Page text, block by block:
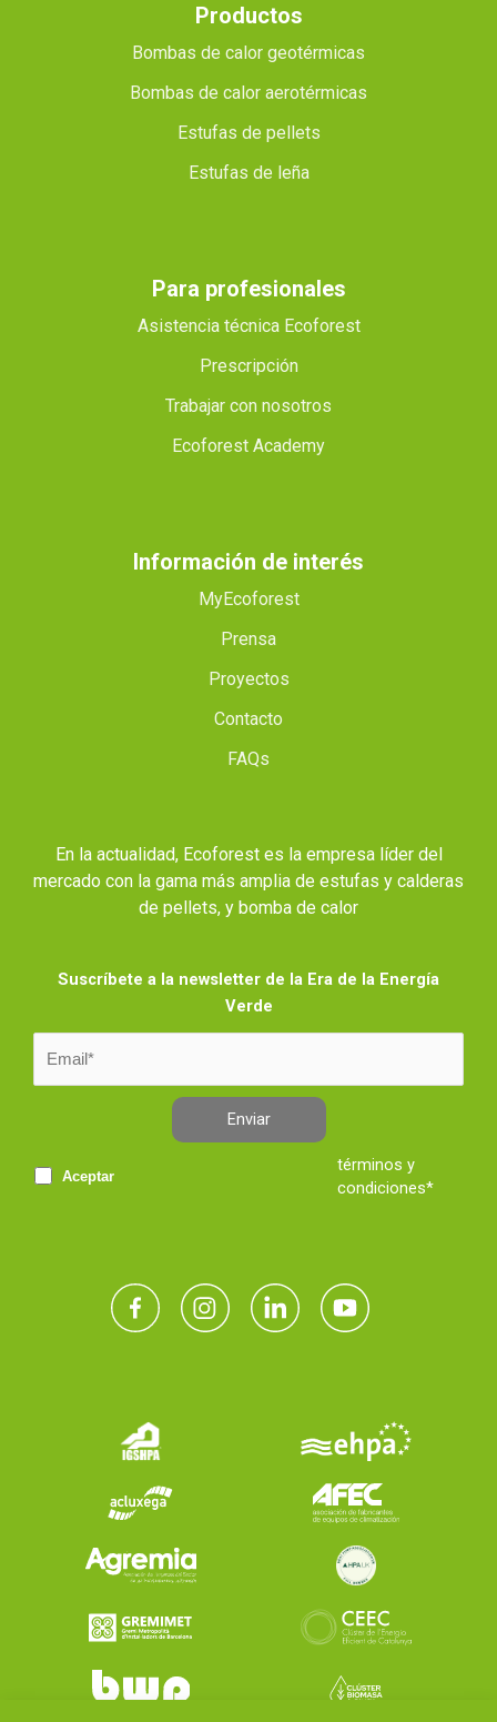
Productos
Bombas de calor geotérmicas
Bombas de calor aerotérmicas
Estufas de pellets
Estufas de leña
Para profesionales
Asistencia técnica Ecoforest
Prescripción
Trabajar con nosotros
Ecoforest Academy
Información de interés
MyEcoforest
Prensa
Proyectos
Contacto
FAQs
En la actualidad, Ecoforest es la empresa líder del
mercado con la gama más amplia de estufas y calderas
de pellets, y bomba de calor
Suscríbete a la newsletter de la Era de la Energía
Verde
Enviar
Aceptar
términos y
condiciones*